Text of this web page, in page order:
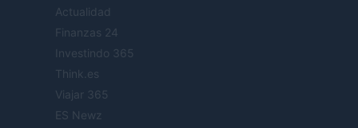
Actualidad
Finanzas 24
Investindo 365
Think.es
Viajar 365
ES Newz